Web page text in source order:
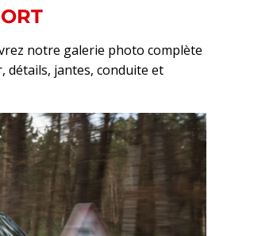
notre galerie photo complète
détails, jantes, conduite et